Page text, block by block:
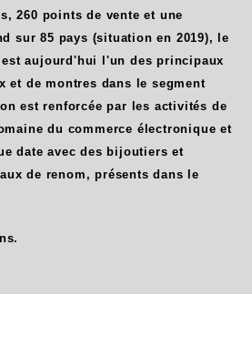
260 points de vente et une
sur 85 pays (situation en 2019), le
est aujourd'hui l'un des principaux
et de montres dans le segment
est renforcée par les activités de
du commerce électronique et
date avec des bijoutiers et
de renom, présents dans le